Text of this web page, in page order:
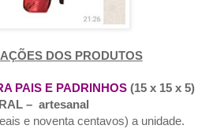
DOS PRODUTOS
PAIS E PADRINHOS (15 x 15 x 5)
– artesanal
e noventa centavos) a unidade.